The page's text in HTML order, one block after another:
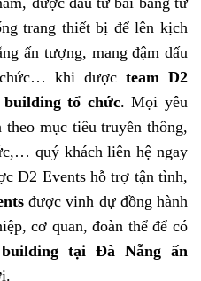
trang thiết bị để lên kịch
ấn tượng, mang đậm dấu
khi được team D2
building tổ chức. Mọi yêu
mục tiêu truyền thông,
quý khách liên hệ ngay
D2 Events hỗ trợ tận tình,
được vinh dự đồng hành
cơ quan, đoàn thể để có
tại Đà Nẵng ấn